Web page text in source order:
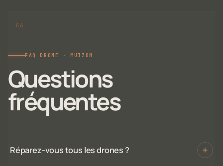
FAQ DRONE · MUIZON
Questions
fréquentes
Réparez-vous tous les drones ?